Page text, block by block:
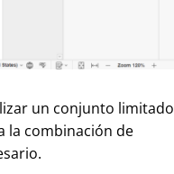
un conjunto limitado
la combinación de